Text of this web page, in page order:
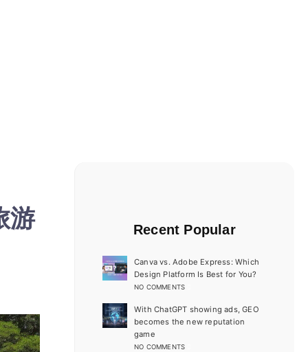
游 Recent Popular
Canva vs. Adobe Express: Which
Design Platform Is Best for You?
NO COMMENTS
With ChatGPT showing ads, GEO
becomes the new reputation
game
NO COMMENTS